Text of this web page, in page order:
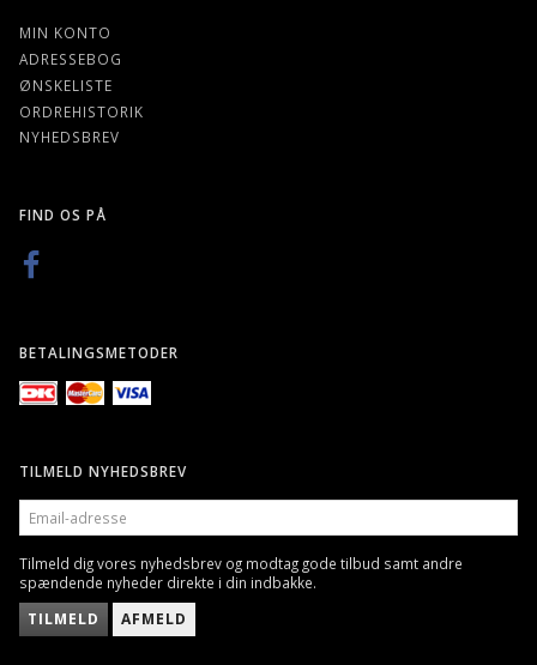
MIN KONTO
ADRESSEBOG
ØNSKELISTE
ORDREHISTORIK
NYHEDSBREV
FIND OS PÅ
BETALINGSMETODER
TILMELD NYHEDSBREV
EMAIL-
ADRESSE
Tilmeld dig vores nyhedsbrev og modtag gode tilbud samt andre
spændende nyheder direkte i din indbakke.
TILMELD AFMELD